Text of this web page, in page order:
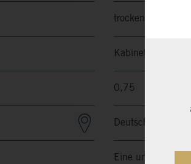
trocken
Kabinett
0,75
Deutschland, Saar
Eine unserer